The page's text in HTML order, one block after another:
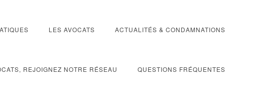
LES AVOCATS ACTUALITÉS & CONDAMNATIONS
REJOIGNEZ NOTRE RÉSEAU QUESTIONS FRÉQUENTES